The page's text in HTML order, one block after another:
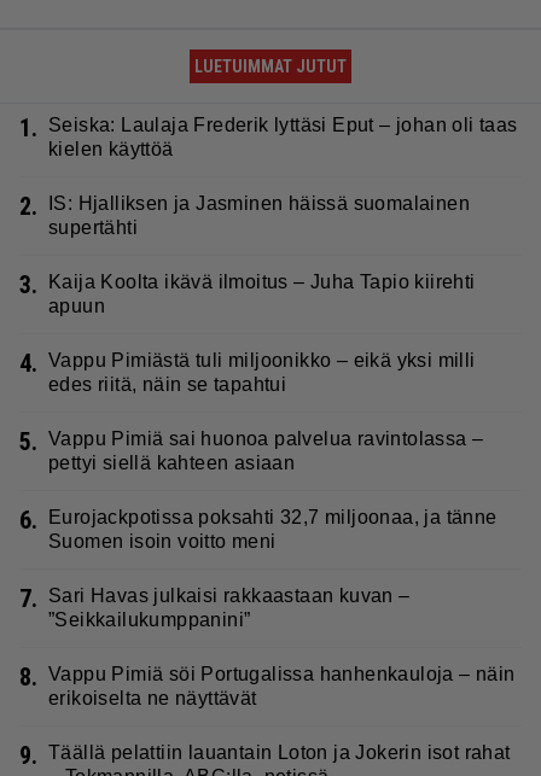
LUETUIMMAT JUTUT
1.
Seiska: Laulaja Frederik lyttäsi Eput – johan oli taas
kielen käyttöä
2.
IS: Hjalliksen ja Jasminen häissä suomalainen
supertähti
3.
Kaija Koolta ikävä ilmoitus – Juha Tapio kiirehti
apuun
4. Vappu Pimiästä tuli miljoonikko – eikä yksi milli
edes riitä, näin se tapahtui
5. Vappu Pimiä sai huonoa palvelua ravintolassa –
pettyi siellä kahteen asiaan
6.
Eurojackpotissa poksahti 32,7 miljoonaa, ja tänne
Suomen isoin voitto meni
7.
Sari Havas julkaisi rakkaastaan kuvan –
”Seikkailukumppanini”
8. Vappu Pimiä söi Portugalissa hanhenkauloja – näin
erikoiselta ne näyttävät
9. Täällä pelattiin lauantain Loton ja Jokerin isot rahat